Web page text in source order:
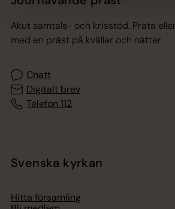
Akut samtals- och krisstöd. Prata
med en präst på kvällar och nätter.
Chatt
Digitalt brev
Telefon 112
Svenska kyrkan
Hitta församling